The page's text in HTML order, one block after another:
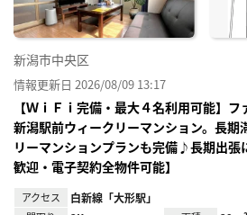
新潟市中央区
情報更新日 2026/08/09 13:17
【ＷｉＦｉ完備・最大４名利用可能】
新潟駅前ウィークリーマンション。長期
リーマンションプランも完備♪長期出張
歓迎・電子契約全物件可能】
アクセス 白新線「大形駅」